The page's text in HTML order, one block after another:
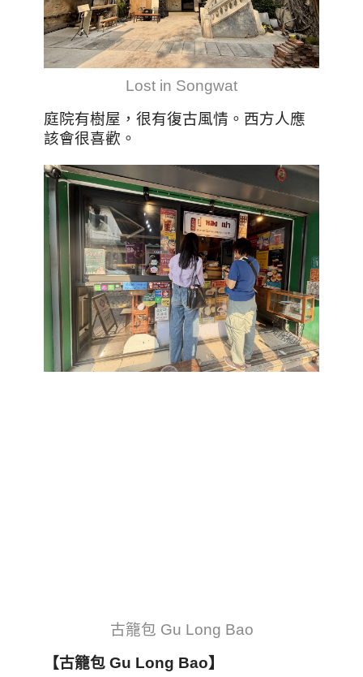
Lost in Songwat
庭院有樹屋，很有復古風情。西方人應
該會很喜歡。
古籠包 Gu Long Bao
【古籠包 Gu Long Bao】